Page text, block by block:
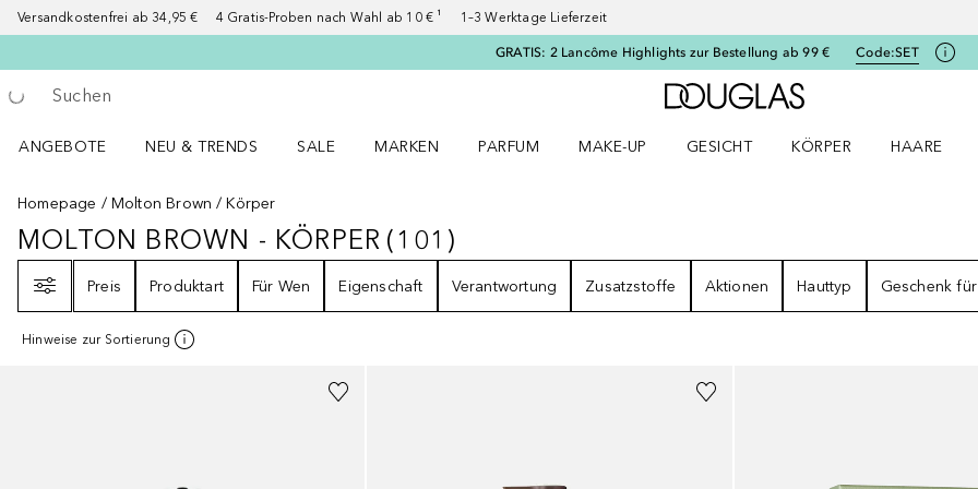
Versandkostenfrei ab 34,95 € 4 Gratis-Proben nach Wahl ab 10 € ¹ 1–3 Werktage Lieferzeit
GRATIS: 2 Lancôme Highlights zur Bestellung ab 99 € Code:SET
Gehe zurück
Suche ausführen
Zur Douglas Startseite
ANGEBOTE
NEU & TRENDS
SALE
MARKEN
PARFUM
MAKE-UP
GESICHT
KÖRPER
HAARE
Homepage
Molton Brown Körper
MOLTON BROWN - KÖRPER101ERGEBNISSE
MOLTON BROWN - KÖRPER (101 )
Preis
Produktart Für Wen Eigenschaft Verantwortung Zusatzstoffe Aktionen Hauttyp Geschenk für
Hinweise zur Sortierung